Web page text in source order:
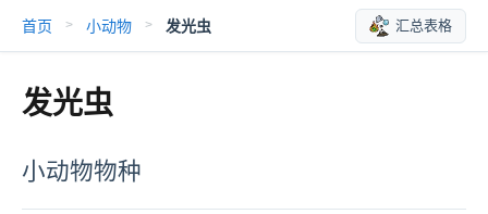
首页 > 小动物 > 发光虫 汇总表格
发光虫
小动物物种